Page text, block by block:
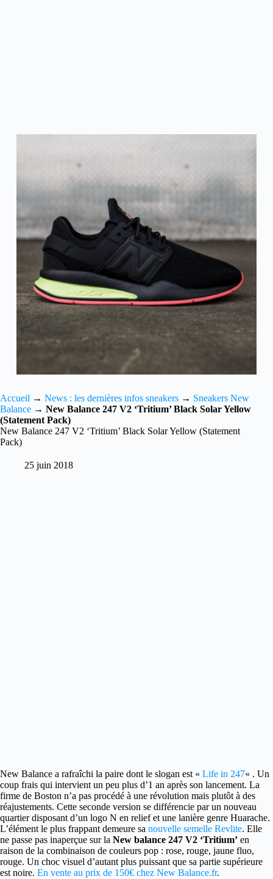
Accueil → News : les dernières infos sneakers → Sneakers New
Balance → New Balance 247 V2 ‘Tritium’ Black Solar Yellow
(Statement Pack)
New Balance 247 V2 ‘Tritium’ Black Solar Yellow (Statement
Pack)
25 juin 2018
New Balance a rafraîchi la paire dont le slogan est « Life in 247« . Un
coup frais qui intervient un peu plus d’1 an après son lancement. La
firme de Boston n’a pas procédé à une révolution mais plutôt à des
réajustements. Cette seconde version se différencie par un nouveau
quartier disposant d’un logo N en relief et une lanière genre Huarache.
L’élément le plus frappant demeure sa nouvelle semelle Revlite. Elle
ne passe pas inaperçue sur la New balance 247 V2 ‘Tritium’ en
raison de la combinaison de couleurs pop : rose, rouge, jaune fluo,
rouge. Un choc visuel d’autant plus puissant que sa partie supérieure
est noire. En vente au prix de 150€ chez New Balance.fr.